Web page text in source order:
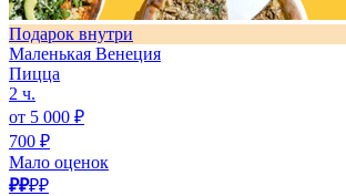
Подарок внутри
Маленькая Венеция
Пицца
2 ч.
от 5 000 ₽
700 ₽
Мало оценок
₽₽₽₽